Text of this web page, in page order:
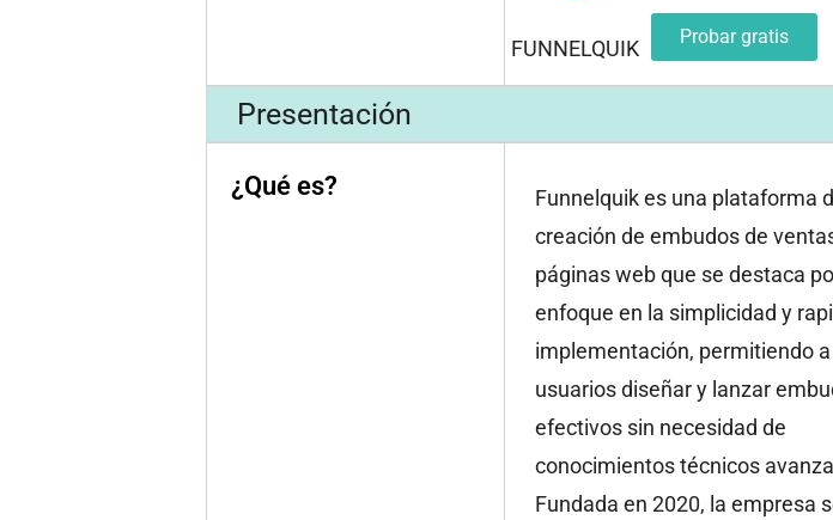
FUNNELQUIK Probar gratis
Presentación
¿Qué es?
Funnelquik es una plataforma
creación de embudos de
páginas web que se destaca
enfoque en la simplicidad y
implementación, permitiendo
usuarios diseñar y lanzar
efectivos sin necesidad de
conocimientos técnicos
Fundada en 2020, la empresa